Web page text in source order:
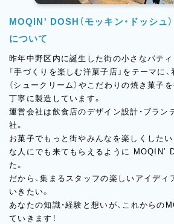
MOQIN' DOSH（モッキン・ドッシュ
について
昨年中野区内に誕生した街の小さなパティ
「手づくりを楽しむ洋菓子店」をテーマに
（シュークリーム）やこだわりの焼き菓子
丁寧に製造しています。
運営会社は飲食店のデザイン設計・ブラン
社。
お菓子でもっと街やみんなを楽しくしたい
な人にでも来てもらえるように MOQIN’
た。
だから、集まるスタッフの楽しいアイディ
いきたい。
あなたの知識・経験と想いが、これからの
ていきます！